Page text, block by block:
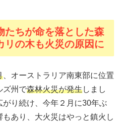
たちが命を落とした森
リの木も火災の原因に
、オーストラリア南東部に位置
ズ州で森林火災が発生しまし
り続け、今年２月に30年ぶ
あり、大火災はやっと鎮火し